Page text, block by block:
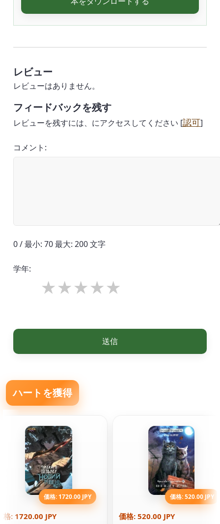
レビュー
レビューはありません。
フィードバックを残す
レビューを残すには、にアクセスしてください [認可]
コメント:
0 / 最小: 70 最大: 200 文字
学年:
送信
ハートを獲得
価格: 1720.00 JPY
格: 1720.00 JPY
価格: 520.00 JPY
価格: 520.00 JPY